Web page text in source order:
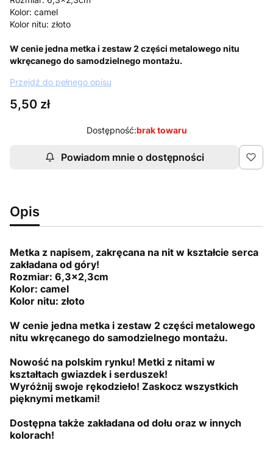
Kolor: camel
Kolor nitu: złoto
W cenie jedna metka i zestaw 2 części metalowego nitu
wkręcanego do samodzielnego montażu.
Przejdź do pełnego opisu
Cena
5,50 zł
Dostępność:brak towaru
Powiadom mnie o dostępności
Opis
Metka z napisem, zakręcana na nit w kształcie serca
zakładana od góry!
Rozmiar: 6,3x2,3cm
Kolor: camel
Kolor nitu: złoto
W cenie jedna metka i zestaw 2 części metalowego
nitu wkręcanego do samodzielnego montażu.
Nowość na polskim rynku! Metki z nitami w
kształtach gwiazdek i serduszek!
Wyróżnij swoje rękodzieło! Zaskocz wszystkich
pięknymi metkami!
Dostępna także zakładana od dołu oraz w innych
kolorach!